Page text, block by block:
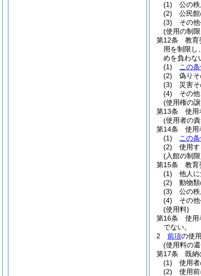
(1)
公の
(2)
公民
(3)
その
(使用の制
第12条
教育
用を制限し
めを負わな
(1)
この条
(2)
偽り
(3)
災害
(4)
その
(使用権の
第13条
使用
(使用者の
第14条
使用
(1)
この条
(2)
使用
(入館の制
第15条
教育
(1)
他人
(2)
動物類
(3)
公の
(4)
その
(使用料)
第16条
使用
でない。
2
前項の使
(使用料の
第17条
既納
(1)
使用
(2)
使用